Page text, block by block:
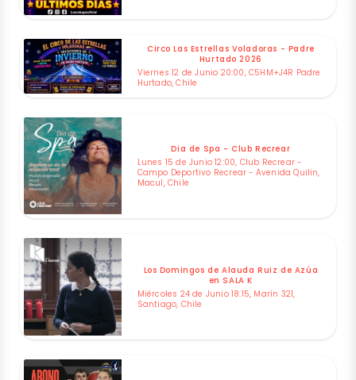
Circo Las Estrellas Voladoras - Padre
Hurtado 2026
Viernes 12 de Junio 20:00, C5HM+J4R Padre
Hurtado, Chile
Dia de Spa - Club Recrear
Lunes 15 de Junio 12:00, Club Recrear -
Campo Deportivo Recrear - Avenida Quilin,
Macul, Chile
Los Domingos de Alauda Ruiz de Azúa
en SALA K
Miércoles 24 de Junio 18:15, Marín 321,
Santiago, Chile